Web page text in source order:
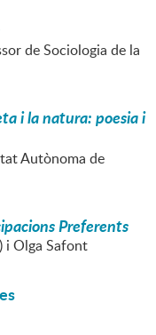
de Sociologia de la
i la natura: poesia i
Autònoma de
Preferents
i Olga Safont